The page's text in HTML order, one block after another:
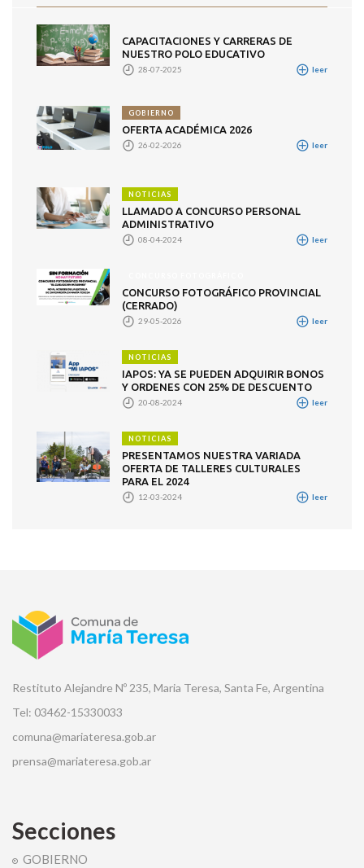
CAPACITACIONES Y CARRERAS DE
NUESTRO POLO EDUCATIVO
28-07-2025 leer
GOBIERNO
OFERTA ACADÉMICA 2026
26-02-2026 leer
NOTICIAS
LLAMADO A CONCURSO PERSONAL
ADMINISTRATIVO
08-04-2024 leer
CONCURSO FOTOGRÁFICO PROVINCIAL
(CERRADO)
29-05-2026 leer
NOTICIAS
IAPOS: YA SE PUEDEN ADQUIRIR BONOS
Y ORDENES CON 25% DE DESCUENTO
20-08-2024 leer
NOTICIAS
PRESENTAMOS NUESTRA VARIADA
OFERTA DE TALLERES CULTURALES
PARA EL 2024
12-03-2024 leer
Restituto Alejandre Nº 235, Maria Teresa, Santa Fe, Argentina
Tel: 03462-15330033
comuna@mariateresa.gob.ar
prensa@mariateresa.gob.ar
Secciones
GOBIERNO